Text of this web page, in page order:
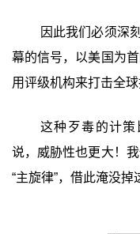
因此我们必须深
幕的信号，以美国为
用评级机构来打击全
这种歹毒的计
说，威胁性也更大！
“主旋律”，借此淹没掉